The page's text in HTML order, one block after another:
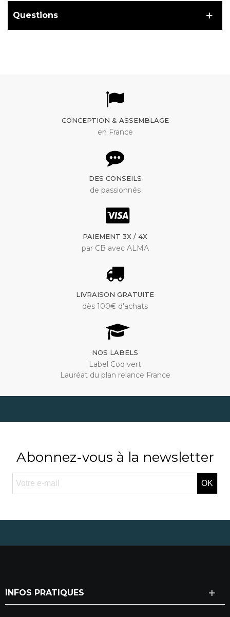
Questions
CONCEPTION & ASSEMBLAGE
en France
DES CONSEILS
de passionnés
PAIEMENT 3X / 4X
par CB avec ALMA
LIVRAISON GRATUITE
dès 100€ d'achats
NOS LABELS
Label Coq vert
Lauréat du plan relance France
Abonnez-vous à la newsletter
OK
INFOS PRATIQUES